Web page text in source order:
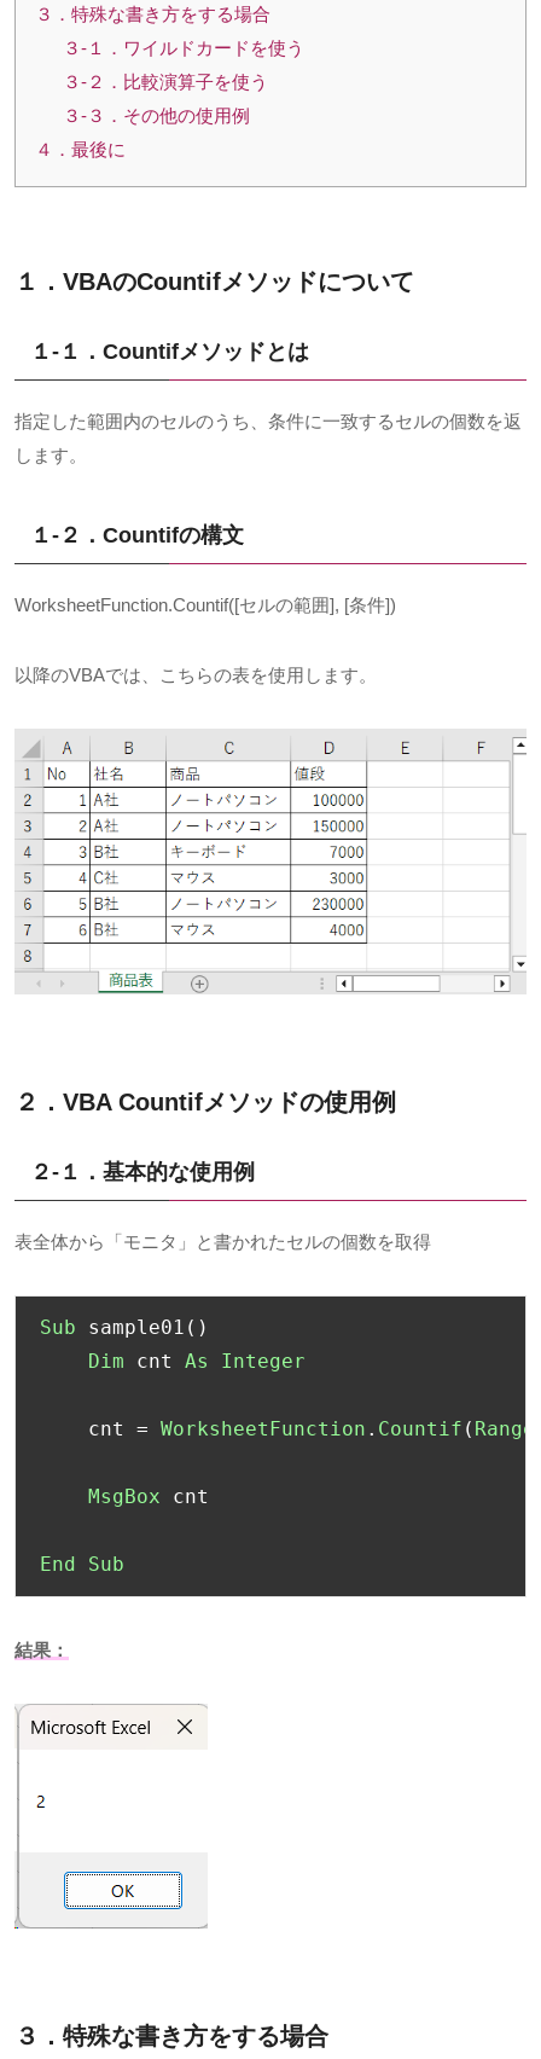
３．特殊な書き方をする場合
３-１．ワイルドカードを使う
３-２．比較演算子を使う
３-３．その他の使用例
４．最後に
１．VBAのCountifメソッドについて
１-１．Countifメソッドとは
指定した範囲内のセルのうち、条件に一致するセルの個数を返
します。
１-２．Countifの構文
WorksheetFunction.Countif([セルの範囲], [条件])
以降のVBAでは、こちらの表を使用します。
２．VBA Countifメソッドの使用例
２-１．基本的な使用例
表全体から「モニタ」と書かれたセルの個数を取得
Sub sample01 ()
Dim cnt As Integer
    cnt
= WorksheetFunction . Countif ( Range
MsgBox cnt
End Sub
結果：
３．特殊な書き方をする場合